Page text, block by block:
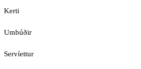
Kerti
Umbúðir
Servíettur